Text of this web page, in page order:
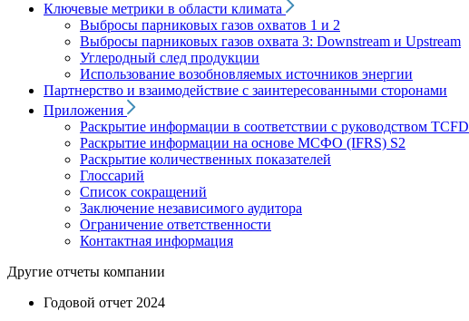
Ключевые метрики в области климата
Выбросы парниковых газов охватов 1 и 2
Выбросы парниковых газов охвата 3: Downstream и Upstream
Углеродный след продукции
Использование возобновляемых источников энергии
Партнерство и взаимодействие с заинтересованными сторонами
Приложения
Раскрытие информации в соответствии с руководством TCFD
Раскрытие информации на основе МСФО (IFRS) S2
Раскрытие количественных показателей
Глоссарий
Список сокращений
Заключение независимого аудитора
Ограничение ответственности
Контактная информация
Другие отчеты компании
Годовой отчет 2024